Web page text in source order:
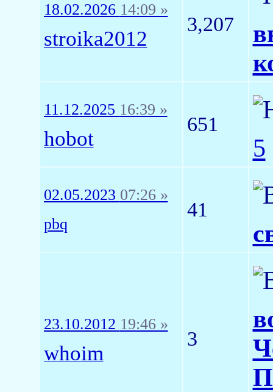
18.02.2026 14:09 »
stroika2012
3,207
11.12.2025 16:39 »
hobot
651
5
02.05.2023 07:26 »
pbq
41
23.10.2012 19:46 »
whoim
3